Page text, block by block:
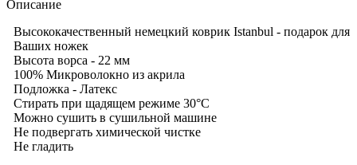
Описание
Высококачественный немецкий коврик Istanbul - подарок для
Ваших ножек
Высота ворса - 22 мм
100% Микроволокно из акрила
Подложка - Латекс
Стирать при щадящем режиме 30°С
Можно сушить в сушильной машине
Не подвергать химической чистке
Не гладить